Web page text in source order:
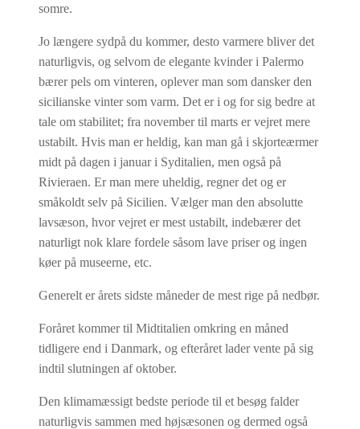
somre.
Jo længere sydpå du kommer, desto varmere bliver det
naturligvis, og selvom de elegante kvinder i Palermo
bærer pels om vinteren, oplever man som dansker den
sicilianske vinter som varm. Det er i og for sig bedre at
tale om stabilitet; fra november til marts er vejret mere
ustabilt. Hvis man er heldig, kan man gå i skjorteærmer
midt på dagen i januar i Syditalien, men også på
Rivieraen. Er man mere uheldig, regner det og er
småkoldt selv på Sicilien. Vælger man den absolutte
lavsæson, hvor vejret er mest ustabilt, indebærer det
naturligt nok klare fordele såsom lave priser og ingen
køer på museerne, etc.
Generelt er årets sidste måneder de mest rige på nedbør.
Foråret kommer til Midtitalien omkring en måned
tidligere end i Danmark, og efteråret lader vente på sig
indtil slutningen af oktober.
Den klimamæssigt bedste periode til et besøg falder
naturligvis sammen med højsæsonen og dermed også